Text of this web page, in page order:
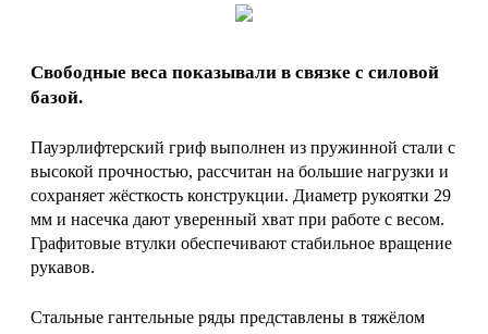
Свободные веса показывали в связке с силовой
базой.
Пауэрлифтерский гриф выполнен из пружинной стали с
высокой прочностью, рассчитан на большие нагрузки и
сохраняет жёсткость конструкции. Диаметр рукоятки 29
мм и насечка дают уверенный хват при работе с весом.
Графитовые втулки обеспечивают стабильное вращение
рукавов.
Стальные гантельные ряды представлены в тяжёлом